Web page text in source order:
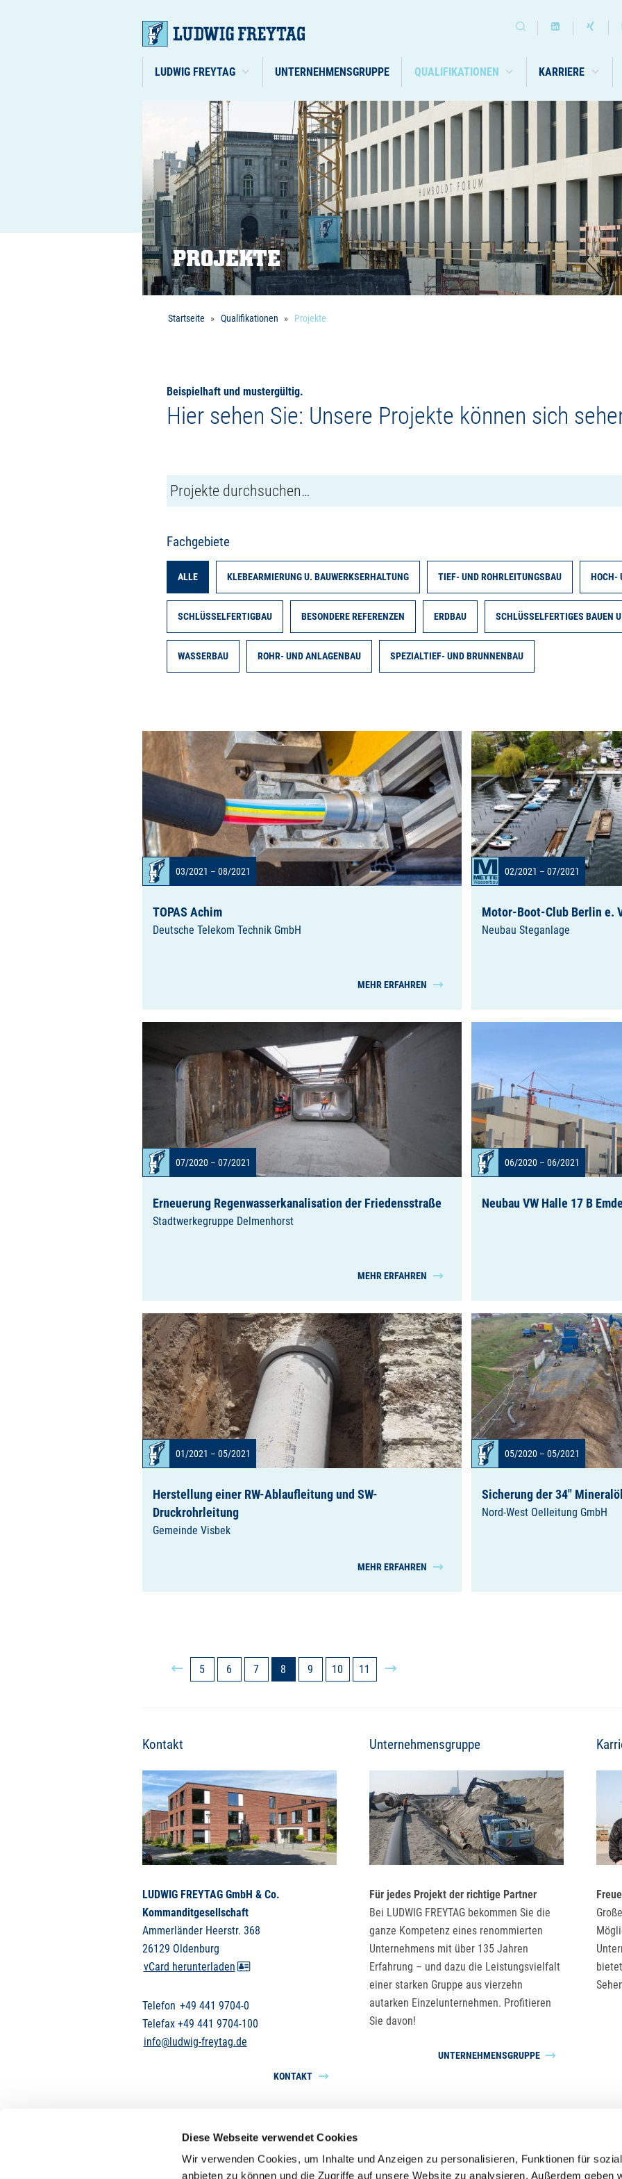
Diese Webseite verwendet Cookies
Wir verwenden Cookies, um Inhalte und Anzeigen zu personalisieren, Funktionen für
anbieten zu können und die Zugriffe auf unsere Website zu analysieren. Außerdem geben
LUDWIG FREYTAG UNTERNEHMENSGRUPPE QUALIFIKATIONEN KARRIERE
PROJEKTE
Startseite Qualifikationen Projekte
Beispielhaft und mustergültig.
Hier sehen Sie: Unsere Projekte können sich
Fachgebiete
ALLE KLEBEARMIERUNG U. BAUWERKSERHALTUNG TIEF- UND ROHRLEITUNGSBAU HOCH-
SCHLÜSSELFERTIGBAU BESONDERE REFERENZEN ERDBAU SCHLÜSSELFERTIGES BAUEN
WASSERBAU ROHR- UND ANLAGENBAU SPEZIALTIEF- UND BRUNNENBAU
03/2021 – 08/2021
TOPAS Achim
Deutsche Telekom Technik GmbH
MEHR ERFAHREN
02/2021 – 07/2021
Motor-Boot-Club Berlin e.
Neubau Steganlage
07/2020 – 07/2021
Erneuerung Regenwasserkanalisation der Friedensstraße
Stadtwerkegruppe Delmenhorst
MEHR ERFAHREN
06/2020 – 06/2021
Neubau VW Halle 17 B
01/2021 – 05/2021
Herstellung einer RW-Ablaufleitung und SW-
Druckrohrleitung
Gemeinde Visbek
MEHR ERFAHREN
05/2020 – 05/2021
Sicherung der 34"
Nord-West Oelleitung GmbH
5 6 7 8 9 10 11
Kontakt
LUDWIG FREYTAG GmbH & Co.
Kommanditgesellschaft
Ammerländer Heerstr. 368
26129 Oldenburg
vCard herunterladen
Telefon +49 441 9704-0
Telefax +49 441 9704-100
info@ludwig-freytag.de
KONTAKT
Unternehmensgruppe
Für jedes Projekt der richtige Partner
Bei LUDWIG FREYTAG bekommen Sie die
ganze Kompetenz eines renommierten
Unternehmens mit über 135 Jahren
Erfahrung – und dazu die Leistungsvielfalt
einer starken Gruppe aus vierzehn
autarken Einzelunternehmen. Profitieren
Sie davon!
UNTERNEHMENSGRUPPE
Unternehmensgruppe LUDWIG FREYTAG